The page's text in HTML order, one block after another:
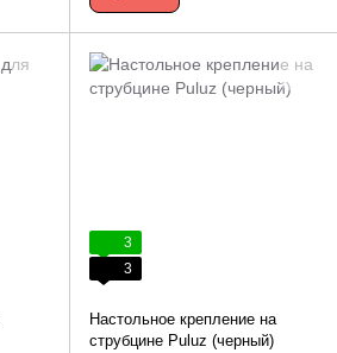
3
3
Настольное крепление на
струбцине Puluz (черный)